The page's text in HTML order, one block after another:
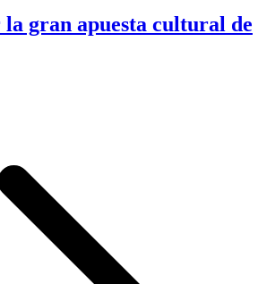
la gran apuesta cultural de